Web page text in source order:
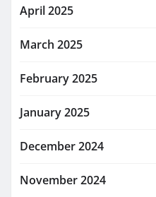
April 2025
March 2025
February 2025
January 2025
December 2024
November 2024